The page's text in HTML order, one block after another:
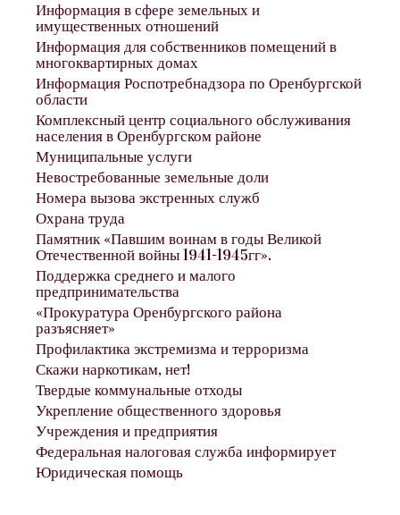
Информация в сфере земельных и
имущественных отношений
Информация для собственников помещений в
многоквартирных домах
Информация Роспотребнадзора по Оренбургской
области
Комплексный центр социального обслуживания
населения в Оренбургском районе
Муниципальные услуги
Невостребованные земельные доли
Номера вызова экстренных служб
Охрана труда
Памятник «Павшим воинам в годы Великой
Отечественной войны 1941-1945гг».
Поддержка среднего и малого
предпринимательства
«Прокуратура Оренбургского района
разъясняет»
Профилактика экстремизма и терроризма
Скажи наркотикам, нет!
Твердые коммунальные отходы
Укрепление общественного здоровья
Учреждения и предприятия
Федеральная налоговая служба информирует
Юридическая помощь